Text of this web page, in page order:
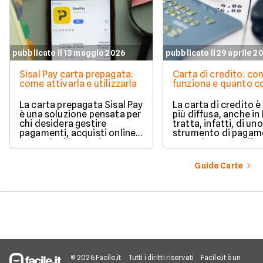
pubblicato il 13 maggio 2026
Sisal Pay carta prepagata:
come attivarla e utilizzarla
La carta prepagata Sisal Pay
è una soluzione pensata per
chi desidera gestire
pagamenti, acquisti online e
operazioni bancarie
quotidiane senza aprire un
pubblicato il 29 aprile
Carta di credito:
funziona e quanto
La carta di credito è
più diffusa, anche in
tratta, infatti, di uno
strumento di
comodo e versatile.
Vediamo quindi di
tratta quando si
carte di credito.
Guide Carte
© 2026 Facile.it Tutti i diritti riservati
Facile.it è un